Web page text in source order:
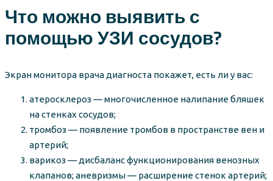
Что можно выявить с
помощью УЗИ сосудов?
Экран монитора врача диагноста покажет, есть ли у вас:
атеросклероз — многочисленное налипание бляшек
на стенках сосудов;
тромбоз — появление тромбов в пространстве вен и
артерий;
варикоз — дисбаланс функционирования венозных
клапанов; аневризмы — расширение стенок артерий;